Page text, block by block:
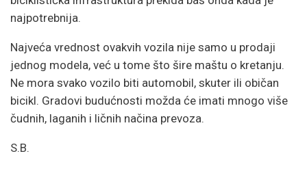
najpotrebnija.
Najveća vrednost ovakvih vozila nije samo u prodaji
jednog modela, već u tome što šire maštu o kretanju.
Ne mora svako vozilo biti automobil, skuter ili običan
bicikl. Gradovi budućnosti možda će imati mnogo više
čudnih, laganih i ličnih načina prevoza.
S.B.